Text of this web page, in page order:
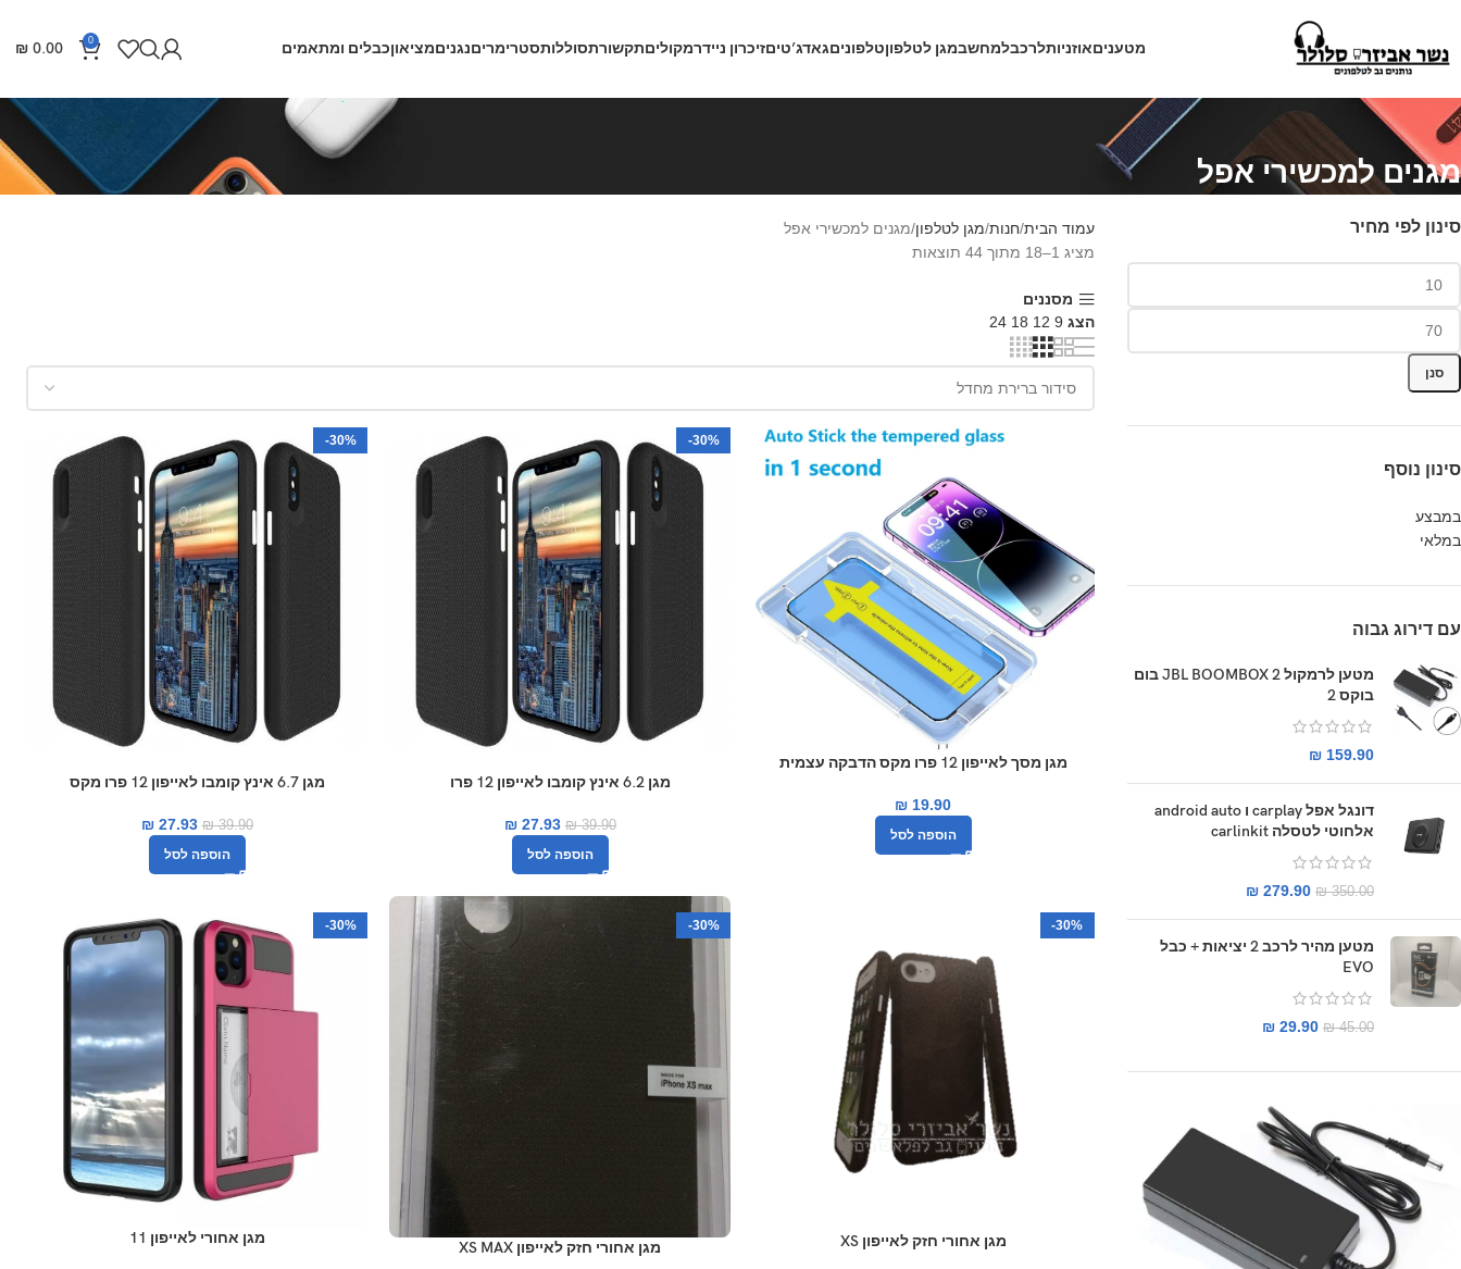
מטעניםאוזניותלרכבלמחשבמגן לטלפוןטלפוניםגאדג’טיםזיכרון ניידרמקוליםתקשורתסוללותסטרימריםנגניםמציאוןכבלים ומתאמים 0
₪ 0.00
מגנים למכשירי אפל
סינון לפי מחיר
סנן
סינון נוסף
במבצע
במלאי
עם דירוג גבוה
מטען לרמקול JBL BOOMBOX 2 בום
בוקס 2
₪ 159.90
דונגל אפל carplay ו android auto
אלחוטי לטסלה carlinkit
₪350.00
₪ 279.90
מטען מהיר לרכב 2 יציאות + כבל
EVO
₪45.00
₪ 29.90
עמוד הבית חנות מגן לטלפון מגנים למכשירי אפל
מציג 1–18 מתוך 44 תוצאות
מסננים
הצג 9
12
18
24
מגן מסך לאייפון 12 פרו מקס הדבקה עצמית
₪ 19.90
הוספה לסל
-30%
מגן 6.2 אינץ קומבו לאייפון 12 פרו
₪39.90
₪27.93
הוספה לסל
-30%
מגן 6.7 אינץ קומבו לאייפון 12 פרו מקס
₪39.90
₪27.93
הוספה לסל
-30%
מגן אחורי חזק לאייפון XS
-30%
מגן אחורי חזק לאייפון XS MAX
-30%
מגן אחורי לאייפון 11